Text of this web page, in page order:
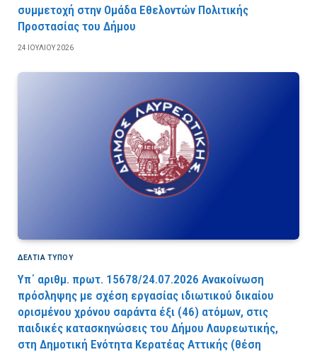
συμμετοχή στην Ομάδα Εθελοντών Πολιτικής
Προστασίας του Δήμου
24 ΙΟΥΛΊΟΥ 2026
ΔΕΛΤΙΑ ΤΥΠΟΥ
Υπ΄ αριθμ. πρωτ. 15678/24.07.2026 Ανακοίνωση
πρόσληψης με σχέση εργασίας ιδιωτικού δικαίου
ορισμένου χρόνου σαράντα έξι (46) ατόμων, στις
παιδικές κατασκηνώσεις του Δήμου Λαυρεωτικής,
στη Δημοτική Ενότητα Κερατέας Αττικής (θέση